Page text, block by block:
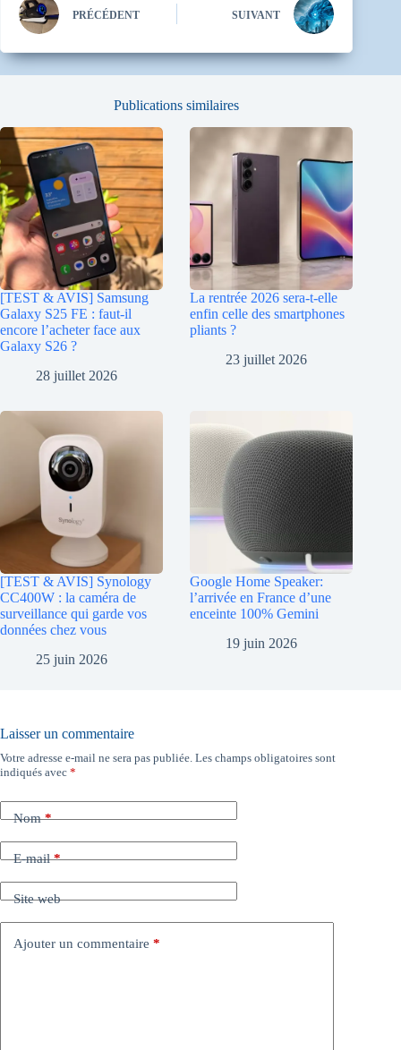
PRÉCÉDENT SUIVANT
Publications similaires
[TEST & AVIS] Samsung
Galaxy S25 FE : faut-il
encore l’acheter face aux
Galaxy S26 ?
28 juillet 2026
La rentrée 2026 sera-t-elle
enfin celle des smartphones
pliants ?
23 juillet 2026
[TEST & AVIS] Synology
CC400W : la caméra de
surveillance qui garde vos
données chez vous
25 juin 2026
Google Home Speaker:
l’arrivée en France d’une
enceinte 100% Gemini
19 juin 2026
Laisser un commentaire
Votre adresse e-mail ne sera pas publiée. Les champs obligatoires sont
indiqués avec *
Nom*
E-mail*
Site web
Ajouter un commentaire *